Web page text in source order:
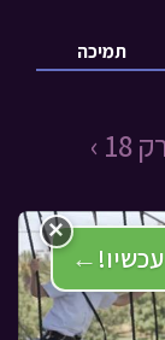
תמיכה
›
←
×